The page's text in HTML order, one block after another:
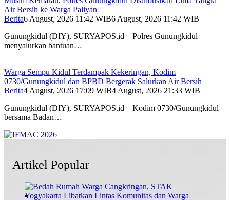
Air Bersih ke Warga Paliyan
Berita6 August, 2026 11:42 WIB6 August, 2026 11:42 WIB
Gunungkidul (DIY), SURYAPOS.id – Polres Gunungkidul
menyalurkan bantuan…
Warga Sempu Kidul Terdampak Kekeringan, Kodim
0730/Gunungkidul dan BPBD Bergerak Salurkan Air Bersih
Berita4 August, 2026 17:09 WIB4 August, 2026 21:33 WIB
Gunungkidul (DIY), SURYAPOS.id – Kodim 0730/Gunungkidul
bersama Badan…
Artikel Popular